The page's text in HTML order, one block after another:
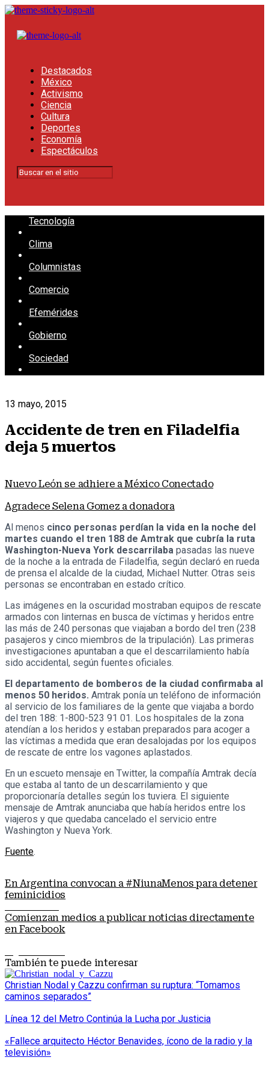
Destacados
México
Activismo
Ciencia
Cultura
Deportes
Economía
Espectáculos
Tecnología
Clima
Columnistas
Comercio
Efemérides
Gobierno
Sociedad
13 mayo, 2015
Accidente de tren en Filadelfia
deja 5 muertos
Nuevo León se adhiere a México Conectado
Agradece Selena Gomez a donadora
Al menos cinco personas perdían la vida en la noche del
martes cuando el tren 188 de Amtrak que cubría la ruta
Washington-Nueva York descarrilaba pasadas las nueve
de la noche a la entrada de Filadelfia, según declaró en rueda
de prensa el alcalde de la ciudad, Michael Nutter. Otras seis
personas se encontraban en estado crítico.
Las imágenes en la oscuridad mostraban equipos de rescate
armados con linternas en busca de víctimas y heridos entre
las más de 240 personas que viajaban a bordo del tren (238
pasajeros y cinco miembros de la tripulación). Las primeras
investigaciones apuntaban a que el descarrilamiento había
sido accidental, según fuentes oficiales.
El departamento de bomberos de la ciudad confirmaba al
menos 50 heridos. Amtrak ponía un teléfono de información
al servicio de los familiares de la gente que viajaba a bordo
del tren 188: 1-800-523 91 01. Los hospitales de la zona
atendían a los heridos y estaban preparados para acoger a
las víctimas a medida que eran desalojadas por los equipos
de rescate de entre los vagones aplastados.
En un escueto mensaje en Twitter, la compañía Amtrak decía
que estaba al tanto de un descarrilamiento y que
proporcionaría detalles según los tuviera. El siguiente
mensaje de Amtrak anunciaba que había heridos entre los
viajeros y que quedaba cancelado el servicio entre
Washington y Nueva York.
Fuente.
En Argentina convocan a #NiunaMenos para detener
feminicidios
Comienzan medios a publicar noticias directamente
en Facebook
También te puede interesar
Christian Nodal y Cazzu confirman su ruptura: “Tomamos
caminos separados”
Línea 12 del Metro Continúa la Lucha por Justicia
«Fallece arquitecto Héctor Benavides, ícono de la radio y la
televisión»